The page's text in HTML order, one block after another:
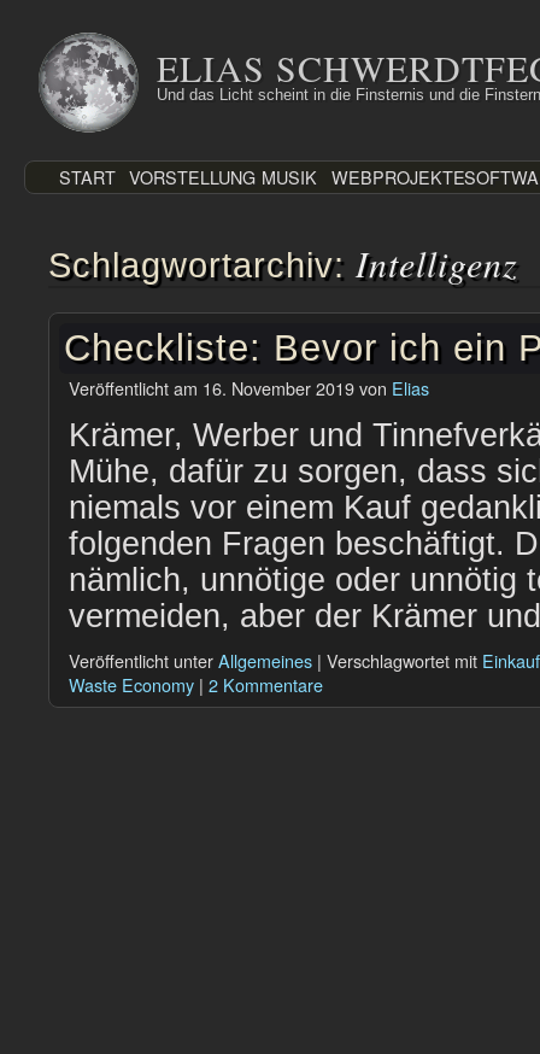
Inhalt
springen
ELIAS
Und das Licht scheint in die Finsternis und die
START VORSTELLUNG MUSIK WEBPROJEKTE
Schlagwortarchiv: Intelligenz
Checkliste: Bevor ich ein
Veröffentlicht am 16. November 2019von Elias
Krämer, Werber und
Mühe, dafür zu sorgen, dass
niemals vor einem Kauf
folgenden Fragen beschäftigt.
nämlich, unnötige oder unnötig
vermeiden, aber der Krämer
Veröffentlicht unterAllgemeines | Verschlagwortet mit Einkauf
Waste Economy | 2 Kommentare